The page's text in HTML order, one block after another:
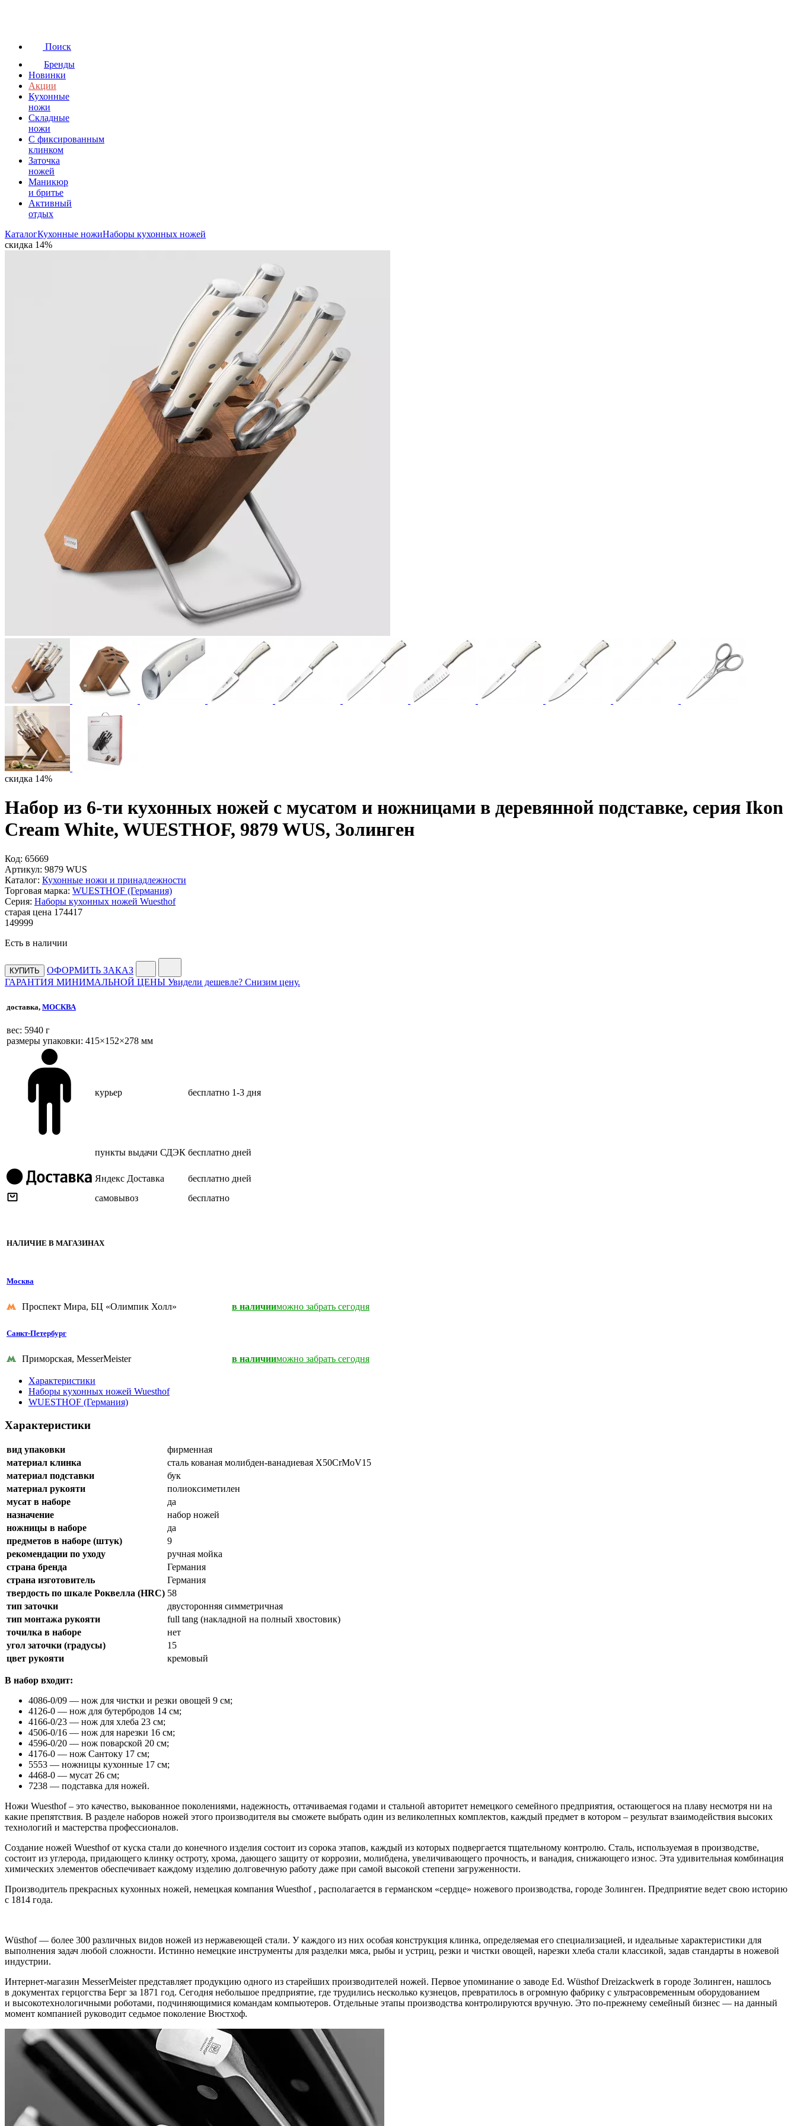
Поиск
Бренды
Новинки
Акции
Кухонные
ножи
Складные
ножи
C фиксированным
клинком
Заточка
ножей
Маникюр
и бритье
Активный
отдых
КаталогКухонные ножиНаборы кухонных ножей
скидка 14%
скидка 14%
Набор из 6-ти кухонных ножей с мусатом и ножницами в деревянной подставке, серия Ikon
Cream White, WUESTHOF, 9879 WUS, Золинген
Код: 65669
Артикул: 9879 WUS
Каталог: Кухонные ножи и принадлежности
Торговая марка: WUESTHOF (Германия)
Серия: Наборы кухонных ножей Wuesthof
старая цена 174417
149999
Есть в наличии
КУПИТЬ
ОФОРМИТЬ ЗАКАЗ
ГАРАНТИЯ МИНИМАЛЬНОЙ ЦЕНЫ Увидели дешевле? Снизим цену.
доставка, МОСКВА
веc: 5940 г
размеры упаковки: 415×152×278 мм
курьер бесплатно 1-3 дня
пункты выдачи СДЭК бесплатно дней
Яндекс Доставка бесплатно дней
самовывоз
бесплатно
НАЛИЧИЕ В МАГАЗИНАХ
Москва
Проспект Мира, БЦ «Олимпик Холл» в наличииможно забрать сегодня
Санкт-Петербург
Приморская, MesserMeister в наличииможно забрать сегодня
Характеристики
Наборы кухонных ножей Wuesthof
WUESTHOF (Германия)
Характеристики
вид упаковки
фирменная
материал клинка
сталь кованая молибден-ванадиевая X50CrMoV15
материал подставки
бук
материал рукояти
полиоксиметилен
мусат в наборе
да
назначение
набор ножей
ножницы в наборе
да
предметов в наборе (штук)
9
рекомендации по уходу
ручная мойка
страна бренда
Германия
страна изготовитель
Германия
твердость по шкале Роквелла (HRC) 58
тип заточки
двусторонняя симметричная
тип монтажа рукояти
full tang (накладной на полный хвостовик)
точилка в наборе
нет
угол заточки (градусы)
15
цвет рукояти
кремовый
В набор входит:
4086-0/09 — нож для чистки и резки овощей 9 см;
4126-0 — нож для бутербродов 14 см;
4166-0/23 — нож для хлеба 23 см;
4506-0/16 — нож для нарезки 16 см;
4596-0/20 — нож поварской 20 см;
4176-0 — нож Сантоку 17 см;
5553 — ножницы кухонные 17 см;
4468-0 — мусат 26 см;
7238 — подставка для ножей.
Ножи Wuesthof – это качество, выкованное поколениями, надежность, оттачиваемая годами и стальной авторитет немецкого семейного предприятия, остающегося на плаву несмотря ни на
какие препятствия. В разделе наборов ножей этого производителя вы сможете выбрать один из великолепных комплектов, каждый предмет в котором – результат взаимодействия высоких
технологий и мастерства профессионалов.
Создание ножей Wuesthof от куска стали до конечного изделия состоит из сорока этапов, каждый из которых подвергается тщательному контролю. Сталь, используемая в производстве,
состоит из углерода, придающего клинку остроту, хрома, дающего защиту от коррозии, молибдена, увеличивающего прочность, и ванадия, снижающего износ. Эта удивительная комбинация
химических элементов обеспечивает каждому изделию долговечную работу даже при самой высокой степени загруженности.
Производитель прекрасных кухонных ножей, немецкая компания Wuesthof , располагается в германском «сердце» ножевого производства, городе Золинген. Предприятие ведет свою историю
с 1814 года.
Wüsthof — более 300 различных видов ножей из нержавеющей стали. У каждого из них особая конструкция клинка, определяемая его специализацией, и идеальные характеристики для
выполнения задач любой сложности. Истинно немецкие инструменты для разделки мяса, рыбы и устриц, резки и чистки овощей, нарезки хлеба стали классикой, задав стандарты в ножевой
индустрии.
Интернет-магазин MesserMeister представляет продукцию одного из старейших производителей ножей. Первое упоминание о заводе Ed. Wüsthof Dreizackwerk в городе Золинген, нашлось
в документах герцогства Берг за 1871 год. Сегодня небольшое предприятие, где трудились несколько кузнецов, превратилось в огромную фабрику с ультрасовременным оборудованием
и высокотехнологичными роботами, подчиняющимися командам компьютеров. Отдельные этапы производства контролируются вручную. Это по-прежнему семейный бизнес — на данный
момент компанией руководит седьмое поколение Вюстхоф.